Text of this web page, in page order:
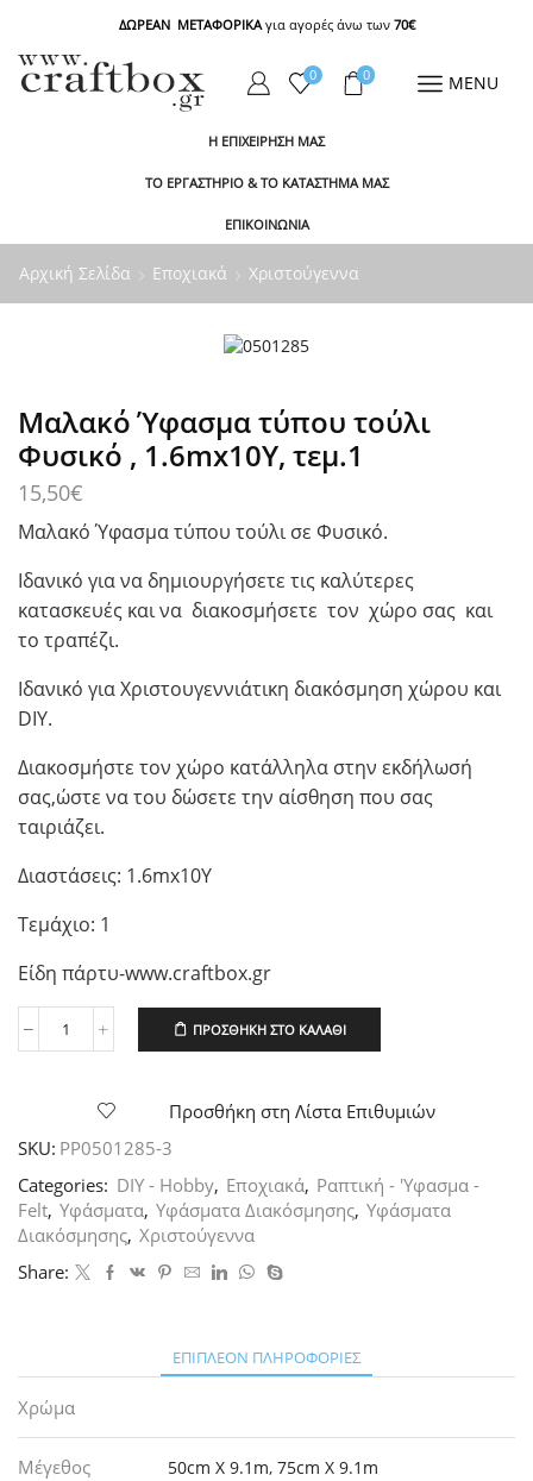
ΔΩΡΕΑΝ ΜΕΤΑΦΟΡΙΚΑγια αγορές άνω των 70€
0 0 MENU
Η ΕΠΙΧΕΙΡΗΣΗ ΜΑΣ
ΤΟ ΕΡΓΑΣΤΗΡΙΟ & ΤΟ ΚΑΤΑΣΤΗΜΑ ΜΑΣ
ΕΠΙΚΟΙΝΩΝΙΑ
Αρχική Σελίδα Εποχιακά Χριστούγεννα
Μαλακό Ύφασμα τύπου τούλι
Φυσικό , 1.6mx10Y, τεμ.1
15,50€
Μαλακό Ύφασμα τύπου τούλι σε Φυσικό.
Ιδανικό για να δημιουργήσετε τις καλύτερες
κατασκευές και να διακοσμήσετε τον χώρο σας και
το τραπέζι.
Ιδανικό για Χριστουγεννιάτικη διακόσμηση χώρου και
DIY.
Διακοσμήστε τον χώρο κατάλληλα στην εκδήλωσή
σας,ώστε να του δώσετε την αίσθηση που σας
ταιριάζει.
Διαστάσεις: 1.6mx10Y
Τεμάχιο: 1
Είδη πάρτυ-www.craftbox.gr
Μαλακό
τούλι
,
1.6mx10Y,
τεμ.1
ποσότητα
ΠΡΟΣΘΉΚΗ ΣΤΟ ΚΑΛΆΘΙ
Προσθήκη στη Λίστα Επιθυμιών
SKU: PP0501285-3
Categories: DIY - Hobby, Εποχιακά, Ραπτική - 'Υφασμα -
Felt, Υφάσματα, Υφάσματα Διακόσμησης, Υφάσματα
Διακόσμησης, Χριστούγεννα
Share:
ΕΠΙΠΛΈΟΝ ΠΛΗΡΟΦΟΡΊΕΣ
Χρώμα
Μέγεθος 50cm X 9.1m, 75cm X 9.1m